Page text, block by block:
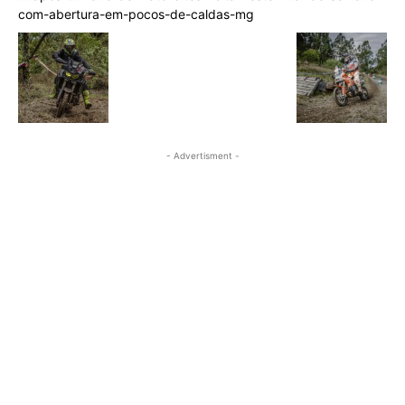
- Advertisment -